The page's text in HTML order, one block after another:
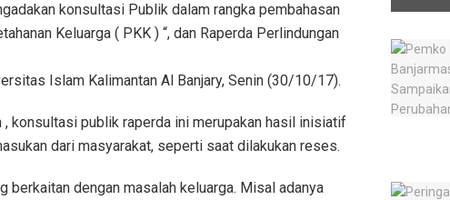
konsultasi Publik dalam rangka pembahasan
Keluarga ( PKK ) “, dan Raperda Perlindungan
Islam Kalimantan Al Banjary, Senin (30/10/17).
, konsultasi publik raperda ini merupakan hasil inisiatif
dari masyarakat, seperti saat dilakukan reses.
berkaitan dengan masalah keluarga. Misal adanya